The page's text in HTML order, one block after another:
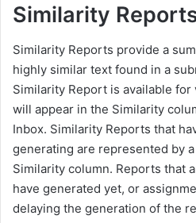
Similarity
Similarity Reports provide a
highly similar text found in a
Similarity Report is available for
will appear in the Similarity
Inbox. Similarity Reports that
generating are represented by
Similarity column. Reports that
have generated yet, or
delaying the generation of the